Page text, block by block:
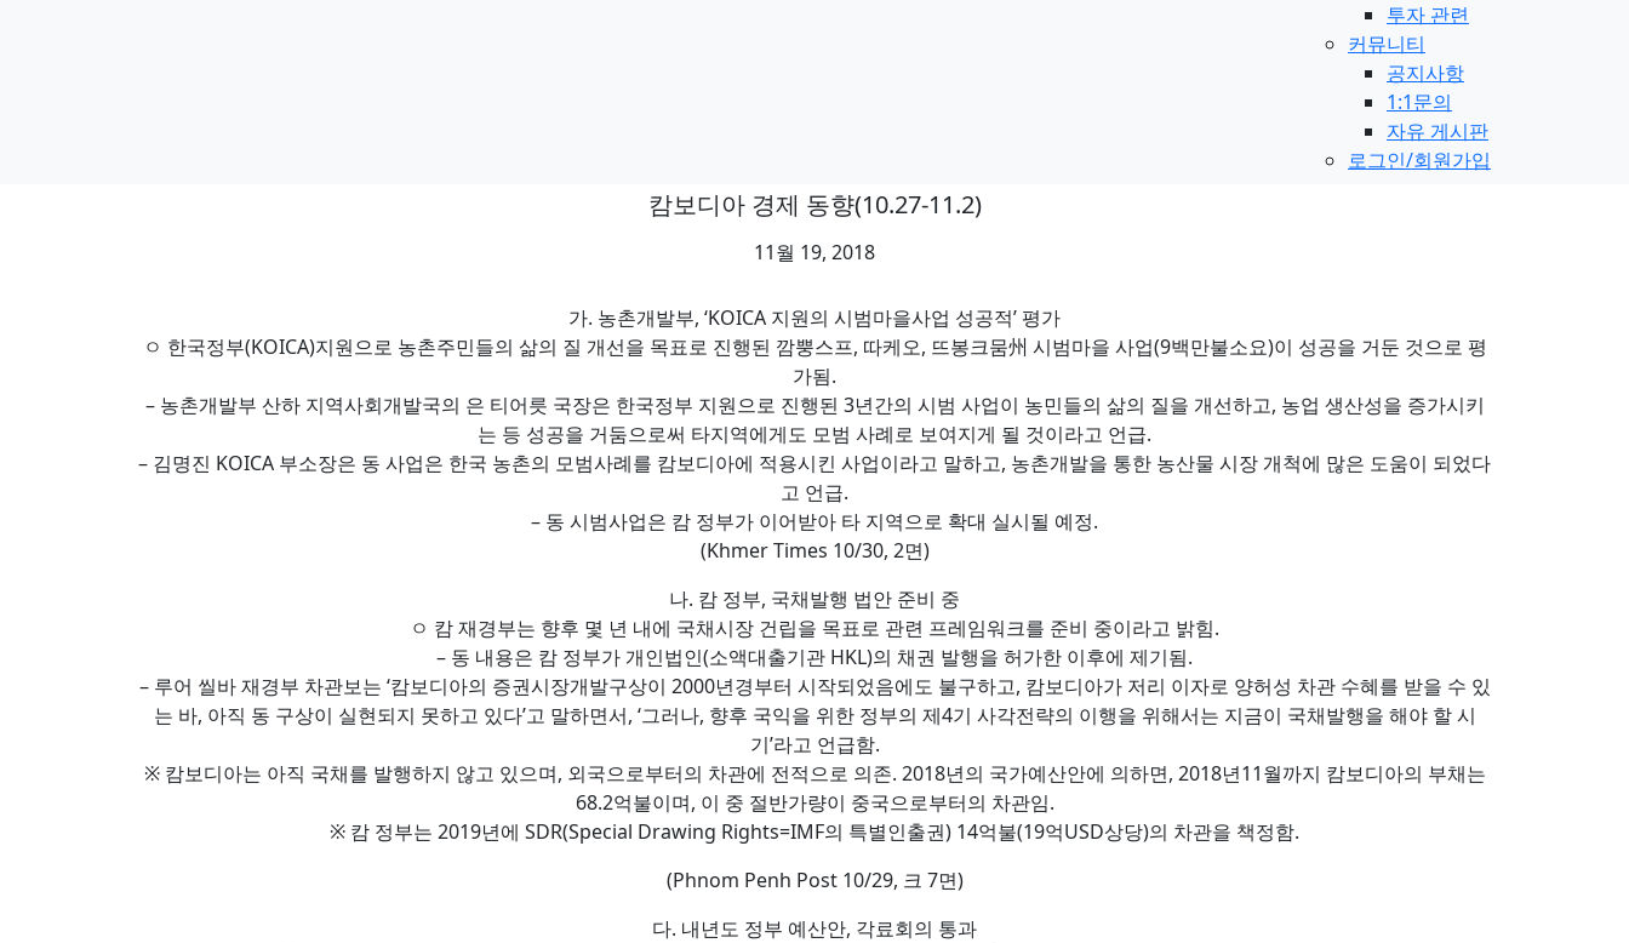
투자 관련
커뮤니티
공지사항
1:1문의
자유 게시판
로그인/회원가입
캄보디아 경제 동향(10.27-11.2)
11월 19, 2018
가. 농촌개발부, ‘KOICA 지원의 시범마을사업 성공적’ 평가
ㅇ 한국정부(KOICA)지원으로 농촌주민들의 삶의 질 개선을 목표로 진행된 깜뿡스프, 따케오, 뜨봉크뭄州 시범마을 사업(9백만불소요)이 성공을 거둔 것으로 평
가됨.
– 농촌개발부 산하 지역사회개발국의 은 티어릇 국장은 한국정부 지원으로 진행된 3년간의 시범 사업이 농민들의 삶의 질을 개선하고, 농업 생산성을 증가시키
는 등 성공을 거둠으로써 타지역에게도 모범 사례로 보여지게 될 것이라고 언급.
– 김명진 KOICA 부소장은 동 사업은 한국 농촌의 모범사례를 캄보디아에 적용시킨 사업이라고 말하고, 농촌개발을 통한 농산물 시장 개척에 많은 도움이 되었다
고 언급.
– 동 시범사업은 캄 정부가 이어받아 타 지역으로 확대 실시될 예정.
(Khmer Times 10/30, 2면)
나. 캄 정부, 국채발행 법안 준비 중
ㅇ 캄 재경부는 향후 몇 년 내에 국채시장 건립을 목표로 관련 프레임워크를 준비 중이라고 밝힘.
– 동 내용은 캄 정부가 개인법인(소액대출기관 HKL)의 채권 발행을 허가한 이후에 제기됨.
– 루어 씰바 재경부 차관보는 ‘캄보디아의 증권시장개발구상이 2000년경부터 시작되었음에도 불구하고, 캄보디아가 저리 이자로 양허성 차관 수혜를 받을 수 있
는 바, 아직 동 구상이 실현되지 못하고 있다’고 말하면서, ‘그러나, 향후 국익을 위한 정부의 제4기 사각전략의 이행을 위해서는 지금이 국채발행을 해야 할 시
기’라고 언급함.
※ 캄보디아는 아직 국채를 발행하지 않고 있으며, 외국으로부터의 차관에 전적으로 의존. 2018년의 국가예산안에 의하면, 2018년11월까지 캄보디아의 부채는
68.2억불이며, 이 중 절반가량이 중국으로부터의 차관임.
※ 캄 정부는 2019년에 SDR(Special Drawing Rights=IMF의 특별인출권) 14억불(19억USD상당)의 차관을 책정함.
(Phnom Penh Post 10/29, 크 7면)
다. 내년도 정부 예산안, 각료회의 통과